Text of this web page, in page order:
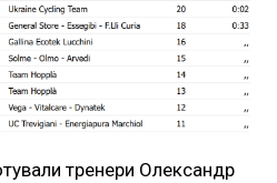
тренери Олександр